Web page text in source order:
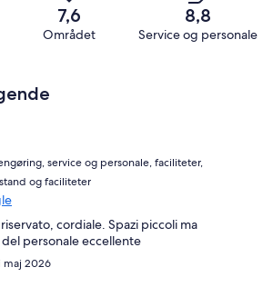
7,6
Området
8,8
Service og personale
service og personale, faciliteter,
og faciliteter
cordiale. Spazi piccoli ma
personale eccellente
2026